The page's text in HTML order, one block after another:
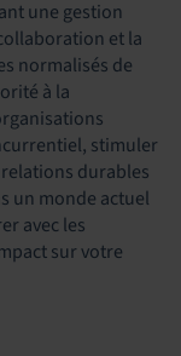
une gestion
et la
normalisés de
à la
stimuler
durables
un monde actuel
avec les
sur votre